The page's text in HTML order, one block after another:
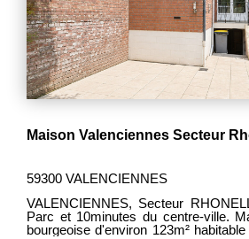
59300 VALENCIENNES
VALENCIENNES, Secteur
Parc et 10minutes du centre-ville.
bourgeoise d'environ 123m² habitable